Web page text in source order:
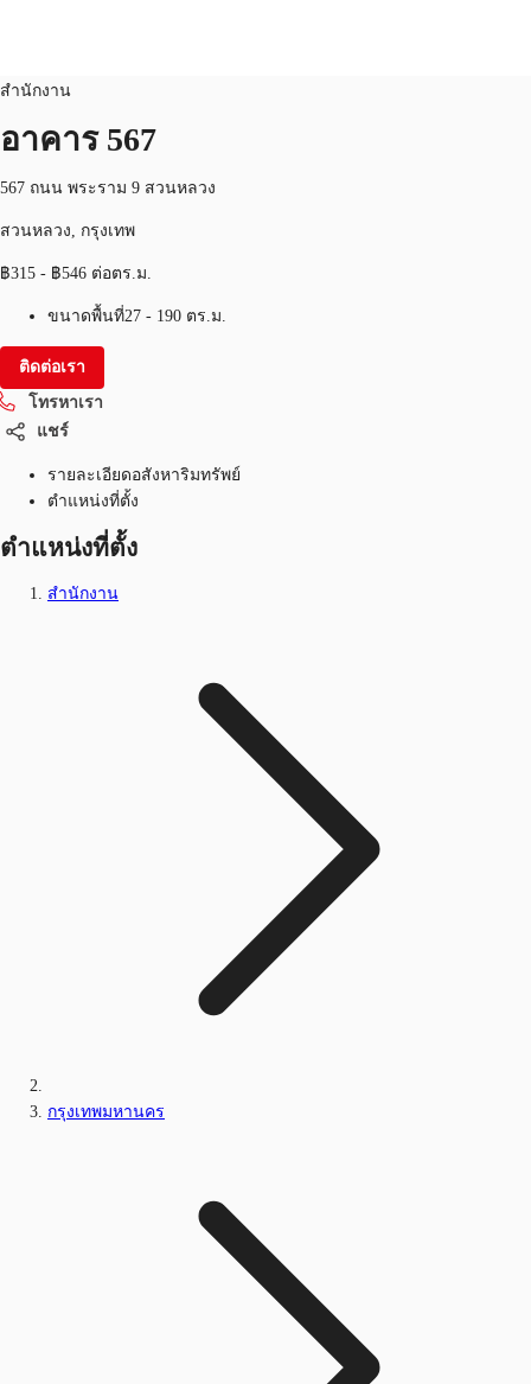
บทความที่น่าสนใจ
เกี่ยวกับ JLL
อสังหาริมทรัพย์ที่บันทึกไว้
+6626246471 ติดต่อเรา
สำนักงาน
อาคาร 567
567 ถนน พระราม 9 สวนหลวง
สวนหลวง, กรุงเทพ
฿315 - ฿546 ต่อตร.ม.
ขนาดพื้นที่27 - 190 ตร.ม.
ติดต่อเรา
โทรหาเรา
แชร์
รายละเอียดอสังหาริมทรัพย์
ตำแหน่งที่ตั้ง
ตำแหน่งที่ตั้ง
สำนักงาน
กรุงเทพมหานคร